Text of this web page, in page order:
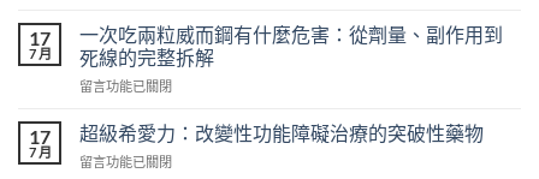
會
怎
樣？
從
實
案
威
壯
頭
怎
辦？
17
7 月
一次吃兩粒威而鋼有什麼危害：從劑量、副作用到
死線的完整拆解
在
次
吃
兩
留言功能已關閉
17
7 月
超級希愛力：改變性功能障礙治療的突破性藥物
在
留言功能已關閉